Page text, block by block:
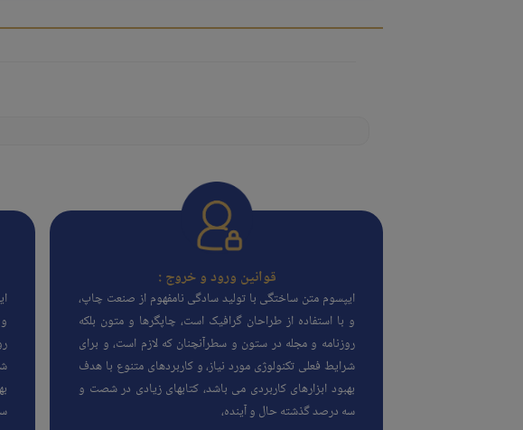
قوانین ورود و خروج :
ایپسوم متن ساختگی با تولید سادگی نامفهوم از صنعت چاپ،
و با استفاده از طراحان گرافیک است، چاپگرها و متون بلکه
روزنامه و مجله در ستون و سطرآنچنان که لازم است، و برای
شرایط فعلی تکنولوژی مورد نیاز، و کاربردهای متنوع با هدف
بهبود ابزارهای کاربردی می باشد، کتابهای زیادی در شصت و
سه درصد گذشته حال و آینده،